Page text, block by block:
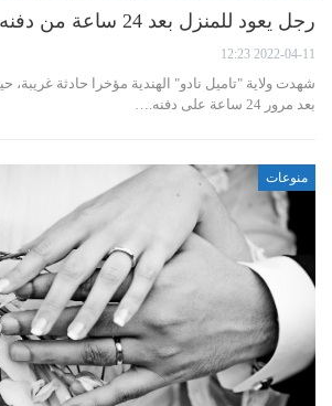
رجل يعود للمنزل بعد 24 ساعة من دفنه
2022-04-11 12:23
شهدت ولاية "تاميل نادو" الهندية مؤخرا حادثة غريبة،
بعد مرور 24 ساعة على دفنه.…
منوعات